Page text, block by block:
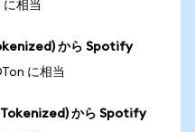
に相当
から Spotify
に相当
から Spotify